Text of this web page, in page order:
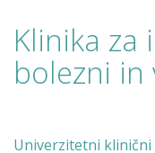
Klinika za
bolezni in
Univerzitetni